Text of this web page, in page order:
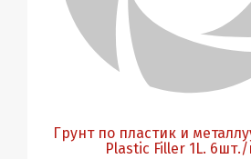
Грунт по пластик и
Plastic Filler 1L.